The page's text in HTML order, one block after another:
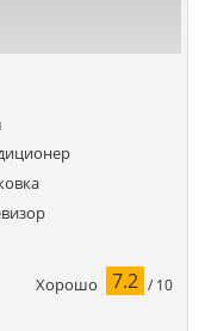
Хорошо 7.2 / 10